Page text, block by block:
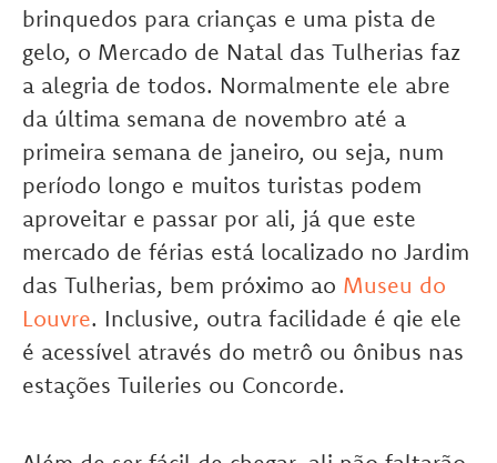
brinquedos para crianças e uma pista de
gelo, o Mercado de Natal das Tulherias faz
a alegria de todos. Normalmente ele abre
da última semana de novembro até a
primeira semana de janeiro, ou seja, num
período longo e muitos turistas podem
aproveitar e passar por ali, já que este
mercado de férias está localizado no Jardim
das Tulherias, bem próximo ao Museu do
Louvre. Inclusive, outra facilidade é qie ele
é acessível através do metrô ou ônibus nas
estações Tuileries ou Concorde.